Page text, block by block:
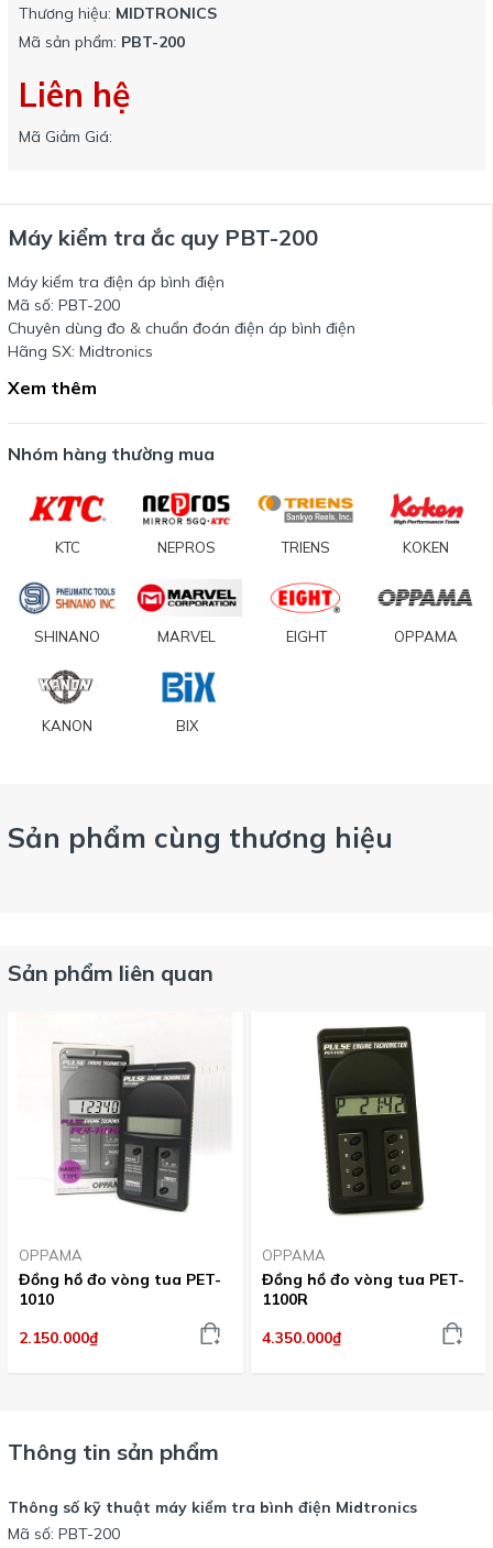
Thương hiệu: MIDTRONICS
Mã sản phẩm: PBT-200
Liên hệ
Mã Giảm Giá:
Máy kiểm tra ắc quy PBT-200
Máy kiểm tra điện áp bình điện
Mã số: PBT-200
Chuyên dùng đo & chuẩn đoán điện áp bình điện
Hãng SX: Midtronics
Xem thêm
Nhóm hàng thường mua
KTC NEPROS TRIENS KOKEN
SHINANO MARVEL EIGHT OPPAMA
KANON BIX
Sản phẩm cùng thương hiệu
Sản phẩm liên quan
OPPAMA
Đồng hồ đo vòng tua PET-
1010
2.150.000₫
OPPAMA
Đồng hồ đo vòng tua PET-
1100R
4.350.000₫
Thông tin sản phẩm
Thông số kỹ thuật máy kiểm tra bình điện Midtronics
Mã số: PBT-200